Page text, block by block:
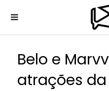
Belo e
atrações da